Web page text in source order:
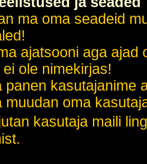
ma oma seadeid
ajatsooni aga ajad
ole nimekirjas!
panen kasutajanime
muudan oma
kasutaja maili